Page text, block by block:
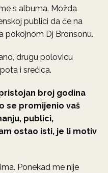
s albuma. Možda
publici da će na
pokojnom Dj Bronsonu.
drugu polovicu
i srećica.
broj godina
se promijenio vaš
publici,
ostao isti, je li motiv
Ponekad me nije